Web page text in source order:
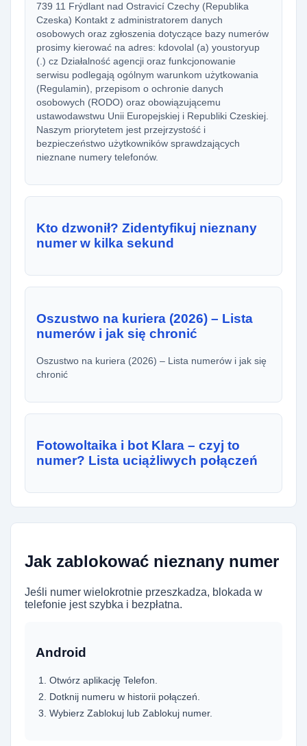
739 11 Frýdlant nad Ostravicí Czechy (Republika
Czeska) Kontakt z administratorem danych
osobowych oraz zgłoszenia dotyczące bazy numerów
prosimy kierować na adres: kdovolal (a) youstoryup
(.) cz Działalność agencji oraz funkcjonowanie
serwisu podlegają ogólnym warunkom użytkowania
(Regulamin), przepisom o ochronie danych
osobowych (RODO) oraz obowiązującemu
ustawodawstwu Unii Europejskiej i Republiki Czeskiej.
Naszym priorytetem jest przejrzystość i
bezpieczeństwo użytkowników sprawdzających
nieznane numery telefonów.
Kto dzwonił? Zidentyfikuj nieznany
numer w kilka sekund
Oszustwo na kuriera (2026) – Lista
numerów i jak się chronić
Oszustwo na kuriera (2026) – Lista numerów i jak się
chronić
Fotowoltaika i bot Klara – czyj to
numer? Lista uciążliwych połączeń
Jak zablokować nieznany numer
Jeśli numer wielokrotnie przeszkadza, blokada w
telefonie jest szybka i bezpłatna.
Android
Otwórz aplikację Telefon.
Dotknij numeru w historii połączeń.
Wybierz Zablokuj lub Zablokuj numer.